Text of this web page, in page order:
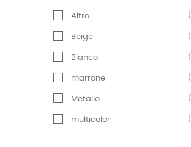
Altro
Beige
Bianco
marrone
Metallo
multicolor